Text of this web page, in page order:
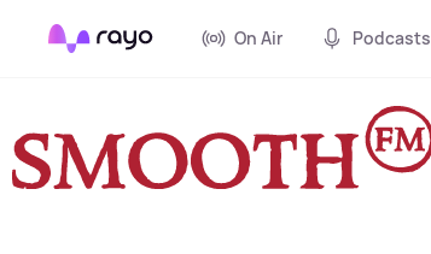
On Air Podcasts